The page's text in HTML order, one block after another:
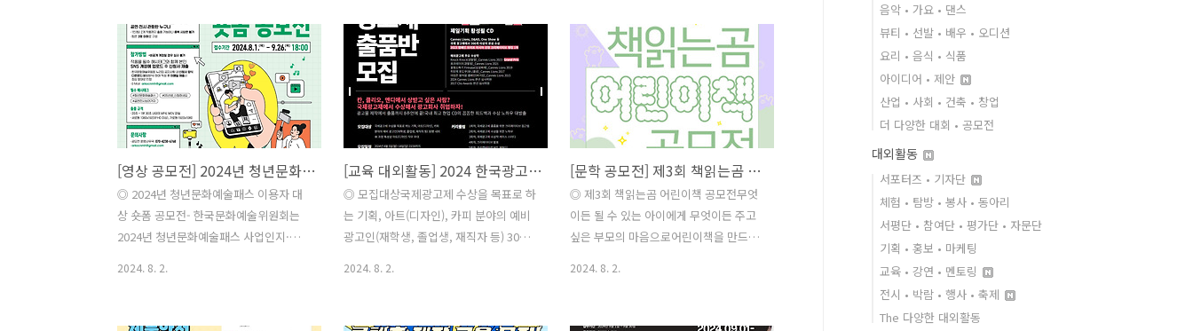
및 토크 생성형 AI가 불러온 변화✔ 2024
한국보건사회연구원 유튜브 콘텐츠 모니
터단✔ 2024 스토어36.5 서포터즈 대모
집✔ 메타버스 허브 VISON PRO 콘텐츠
제작 교육✔ 국립중앙도서관 미디어 정보
올바르게 활용하기 교육생 모집✔ 공유저
작물 창작단 모집✔ 2024 한국광고아카
데미 '국제광고제 출품반' 모집✔ 2024 학
창시절 전시회 서포터즈 모집​* 자세한 내
용은 뉴스카드를 클릭하시면 확인하실 수
있습니다.​ ​자세한 내용은 콘테스트코리아
[사랑의 열매] 새로운 사회문제와 복지 사
각지대 해결방안 지원사업 ‘희망품다’✔
2024 SF스토리 공모전✔ 2024년 9월 시
시한창작그림책 공모전✔ 2024년 청년
중독 예방 및 회복 영상 공모전✔ 2024년
제3회 동화마을 창작동화 그림 공모전✔
CBS 출산돌봄캠페인 콘텐츠 공모전 "하
나 둘 셋!" ​* 자세한 내용은 뉴스카드를 클
릭하시면 확인하실 수 있습니다. ​자세한
내용은 콘테스트코리아 홈페이지에서 확
인하시면 도움이 됩니다~​콘테스트, 공모
형식 제한없음- 금천구 소재의 패션 및 패
션산업 관련하여 기획, 제작 예정이거나
제작 중인 작품- 금천구를 배경으로 하거
나 금천의 패션과 관련된 작품에 가산점
부여- 연출 감독은 대한민국 국적자 ◎ 지
원혜택- '피칭 진출작'을 선정하여 '피
칭'진행 후 우수작에 제작비 500만 원 지
원 ◎ 지원방법- 이메일 지원:
gcfff_program@naver.com(우편 및
방문 접수는 받지 않음) ◎ 제출서류- 신
청서(공식 홈페이지 다운로드..
[영상 공모전] 2024년 청년문화예술패스 이용자 대상 숏폼 공모전
◎ 2024년 청년문화예술패스 이용자 대
상 숏폼 공모전- 한국문화예술위원회는
2024년 청년문화예술패스 사업인지·성
과 참여를 바랍니다. - 청년문화예술패스
2024. 8. 2.
[교육 대외활동] 2024 한국광고아카데미 '국제광고제 출품반' 모집
◎ 모집대상국제광고제 수상을 목표로 하
는 기획, 아트(디자인), 카피 분야의 예비
광고인(재학생, 졸업생, 재직자 등) 30명
지- 최종합격자 발표 : 2024년 8월 22일
2024. 8. 2.
[문학 공모전] 제3회 책읽는곰 어린이책 공모전
◎ 제3회 책읽는곰 어린이책 공모전무엇
이든 될 수 있는 아이에게 무엇이든 주고
싶은 부모의 마음으로어린이책을 만드는
집 부문교양, 그림책, 장편 동화※ 교양
2024. 8. 2.
음악 • 가요 • 댄스
뷰티 • 선발 • 배우 • 오디션
요리 • 음식 • 식품
아이디어 • 제안
산업 • 사회 • 건축 • 창업
더 다양한 대회 • 공모전
대외활동
서포터즈 • 기자단
체험 • 탐방 • 봉사 • 동아리
서평단 • 참여단 • 평가단 • 자문단
기획 • 홍보 • 마케팅
교육 • 강연 • 멘토링
전시 • 박람 • 행사 • 축제
The 다양한 대외활동